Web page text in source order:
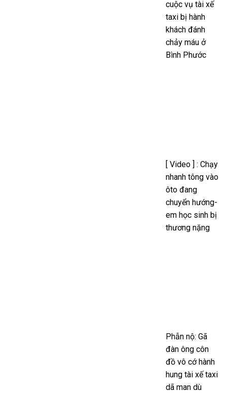
cuộc vụ tài xế
taxi bị hành
khách đánh
chảy máu ở
Bình Phước
[ Video ] : Chạy
nhanh tông vào
ôto đang
chuyển hướng-
em học sinh bị
thương nặng
Phẫn nộ: Gã
đàn ông côn
đồ vô cớ hành
hung tài xế taxi
dã man dù